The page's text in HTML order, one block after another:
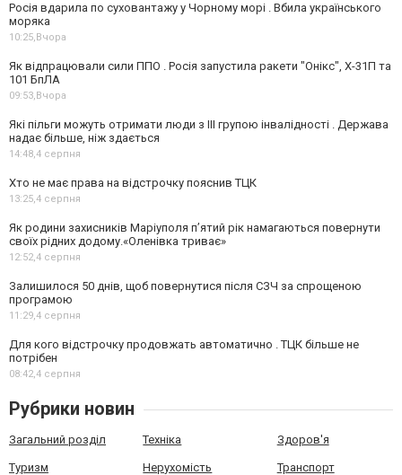
Росія вдарила по суховантажу у Чорному морі . Вбила українського
моряка
10:25,Вчора
Як відпрацювали сили ППО . Росія запустила ракети "Онікс", Х-31П та
101 БпЛА
09:53,Вчора
Які пільги можуть отримати люди з III групою інвалідності . Держава
надає більше, ніж здається
14:48,4 серпня
Хто не має права на відстрочку пояснив ТЦК
13:25,4 серпня
Як родини захисників Маріуполя пʼятий рік намагаються повернути
своїх рідних додому.«Оленівка триває»
12:52,4 серпня
Залишилося 50 днів, щоб повернутися після СЗЧ за спрощеною
програмою
11:29,4 серпня
Для кого відстрочку продовжать автоматично . ТЦК більше не
потрібен
08:42,4 серпня
Рубрики новин
Загальний розділ Техніка Здоров'я
Туризм Нерухомість Транспорт